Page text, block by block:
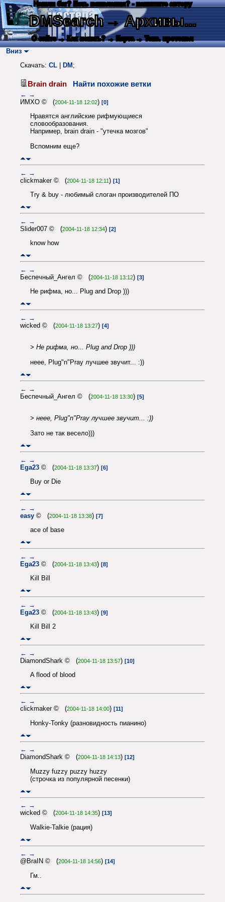
Нашли баг? Есть пожелания? - напишите автору
DMSearch→ Архивы...
О сайте → Как искать? → Карта → Текс. протокол
Вниз
Скачать: CL DM ;
Brain drain Найти похожие ветки
← →
ИМХО © (2004-11-18 12:02) [0]
Нравятся английские рифмующиеся
словообразования.
Например, brain drain - "утечка мозгов"
Вспомним еще?
← →
clickmaker © (2004-11-18 12:11) [1]
Try & buy - любимый слоган производителей ПО
← →
Slider007 © (2004-11-18 12:34) [2]
know how
← →
Беспечный_Ангел © (2004-11-18 13:12) [3]
Не рифма, но... Plug and Drop )))
← →
wicked © (2004-11-18 13:27) [4]
> Не рифма, но... Plug and Drop )))
неее, Plug"n"Pray лучшее звучит... :))
← →
Беспечный_Ангел © (2004-11-18 13:30) [5]
> неее, Plug"n"Pray лучшее звучит... :))
Зато не так весело)))
← →
Ega23 © (2004-11-18 13:37) [6]
Buy or Die
← →
easy © (2004-11-18 13:38) [7]
ace of base
← →
Ega23 © (2004-11-18 13:43) [8]
Kill Bill
← →
Ega23 © (2004-11-18 13:43) [9]
Kill Bill 2
← →
DiamondShark © (2004-11-18 13:57) [10]
A flood of blood
← →
clickmaker © (2004-11-18 14:00) [11]
Honky-Tonky (разновидность пианино)
← →
DiamondShark © (2004-11-18 14:13) [12]
Muzzy fuzzy puzzy huzzy
(строчка из популярной песенки)
← →
wicked © (2004-11-18 14:35) [13]
Walkie-Talkie (рация)
← →
@BraIN © (2004-11-18 14:56) [14]
Гм..